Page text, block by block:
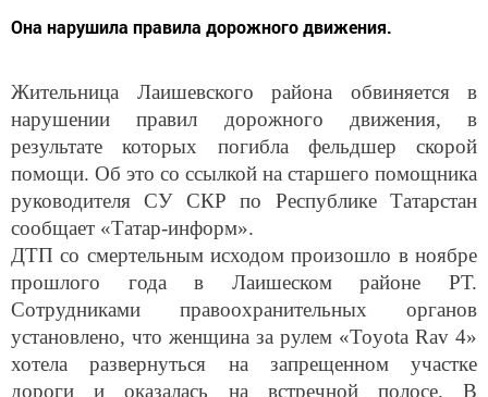
Она нарушила правила дорожного движения.
Жительница Лаишевского района обвиняется в
нарушении правил дорожного движения, в
результате которых погибла фельдшер скорой
помощи. Об это со ссылкой на старшего помощника
руководителя СУ СКР по Республике Татарстан
сообщает «Татар-информ».
ДТП со смертельным исходом произошло в ноябре
прошлого года в Лаишеском районе РТ.
Сотрудниками правоохранительных органов
установлено, что женщина за рулем «Toyota Rav 4»
хотела развернуться на запрещенном участке
дороги и оказалась на встречной полосе. В